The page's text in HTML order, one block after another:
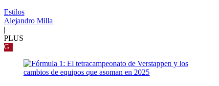
Estilos
Alejandro Milla
|
PLUS
G